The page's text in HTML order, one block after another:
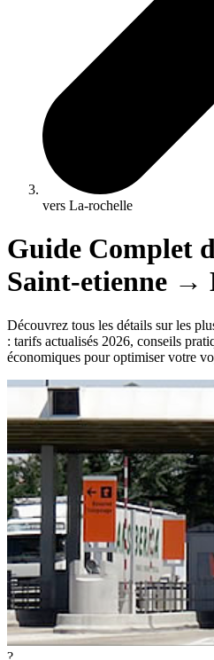
vers La-rochelle
Guide Complet
Saint-etienne →
Découvrez tous les détails sur les
: tarifs actualisés 2026, conseils
économiques pour optimiser votre
?